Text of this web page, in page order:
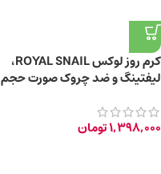
کرم روز لوکس ROYAL SNAIL،
لیفتینگ و ضد چروک صورت حجم
1,398,000تومان